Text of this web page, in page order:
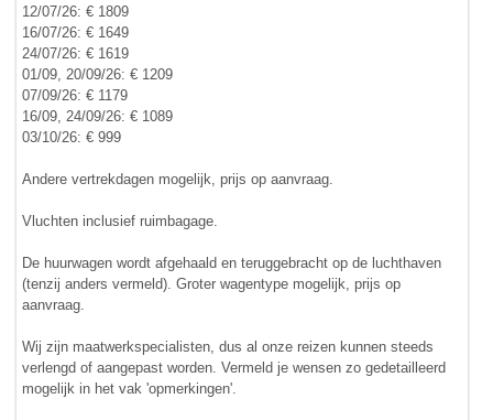
12/07/26: € 1809
16/07/26: € 1649
24/07/26: € 1619
01/09, 20/09/26: € 1209
07/09/26: € 1179
16/09, 24/09/26: € 1089
03/10/26: € 999
Andere vertrekdagen mogelijk, prijs op aanvraag.
Vluchten inclusief ruimbagage.
De huurwagen wordt afgehaald en teruggebracht op de luchthaven
(tenzij anders vermeld). Groter wagentype mogelijk, prijs op
aanvraag.
Wij zijn maatwerkspecialisten, dus al onze reizen kunnen steeds
verlengd of aangepast worden. Vermeld je wensen zo gedetailleerd
mogelijk in het vak 'opmerkingen'.